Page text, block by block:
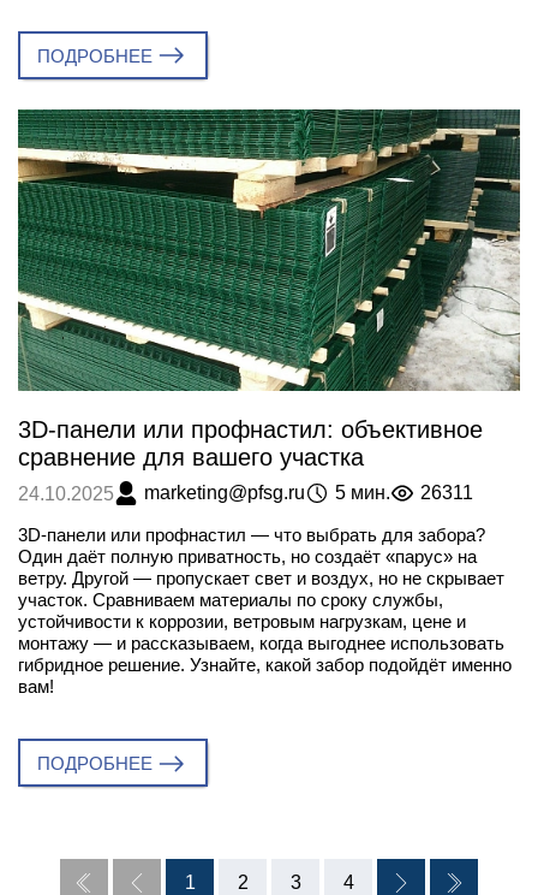
ПОДРОБНЕЕ
3D-панели или профнастил: объективное
сравнение для вашего участка
24.10.2025 marketing@pfsg.ru 5 мин. 26311
3D-панели или профнастил — что выбрать для забора?
Один даёт полную приватность, но создаёт «парус» на
ветру. Другой — пропускает свет и воздух, но не скрывает
участок. Сравниваем материалы по сроку службы,
устойчивости к коррозии, ветровым нагрузкам, цене и
монтажу — и рассказываем, когда выгоднее использовать
гибридное решение. Узнайте, какой забор подойдёт именно
вам!
ПОДРОБНЕЕ
1 2 3 4